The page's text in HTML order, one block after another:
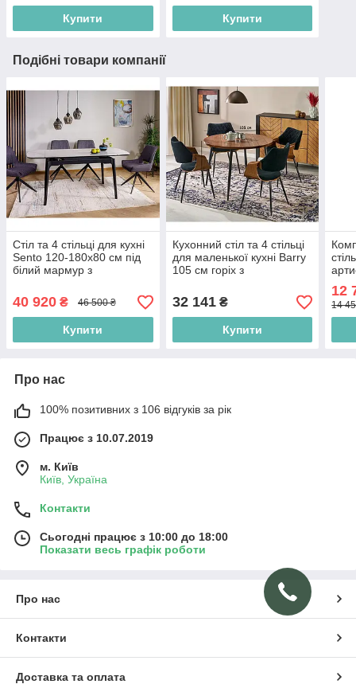
Купити Купити
Подібні товари компанії
Стіл та 4 стільці для кухні
Sento 120-180х80 см під
білий мармур з
стільцями
40 920 ₴ 46 500 ₴
Купити
Кухонний стіл та 4 стільці
для маленької кухні Barry
105 см горіх з
стилі лофт
32 141₴
Купити
для
12
14
Про нас
100% позитивних з 106 відгуків за рік
Працює з 10.07.2019
м. Київ
Київ, Україна
Контакти
Сьогодні працює з 10:00 до 18:00
Показати весь графік роботи
Про нас
Контакти
Доставка та оплата